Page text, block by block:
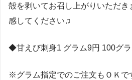
殻を剥いてお召し上がりいただ
感してください♫
◆甘えび刺身1 グラム9円 100グ
※グラム指定でのご注文もＯＫで